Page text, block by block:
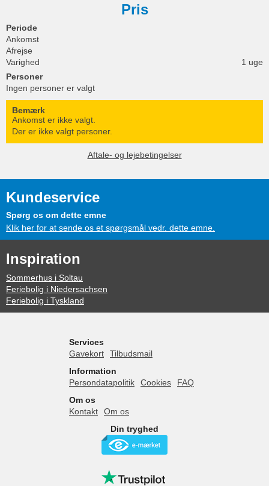
Pris
Periode
Ankomst
Afrejse
Varighed
1 uge
Personer
Ingen personer er valgt
Bemærk
Ankomst er ikke valgt.
Der er ikke valgt personer.
Aftale- og lejebetingelser
Kundeservice
Spørg os om dette emne
Klik her for at sende os et spørgsmål vedr. dette emne.
Inspiration
Sommerhus i Soltau
Feriebolig i Niedersachsen
Feriebolig i Tyskland
Services
Gavekort
Tilbudsmail
Information
Persondatapolitik
Cookies
FAQ
Om os
Kontakt
Om os
Din tryghed